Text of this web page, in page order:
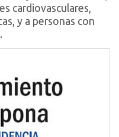
cardiovasculares,
y a personas con